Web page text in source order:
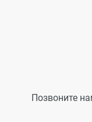
Позвоните